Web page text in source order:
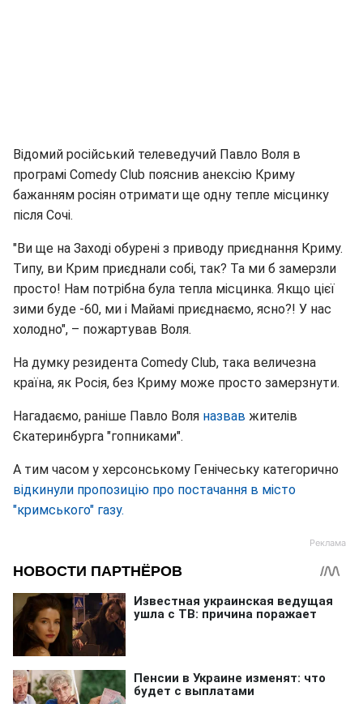
Відомий російський телеведучий Павло Воля в
програмі Comedy Club пояснив анексію Криму
бажанням росіян отримати ще одну тепле місцинку
після Сочі.
"Ви ще на Заході обурені з приводу приєднання Криму.
Типу, ви Крим приєднали собі, так? Та ми б замерзли
просто! Нам потрібна була тепла місцинка. Якщо цієї
зими буде -60, ми і Майамі приєднаємо, ясно?! У нас
холодно", – пожартував Воля.
На думку резидента Comedy Club, така величезна
країна, як Росія, без Криму може просто замерзнути.
Нагадаємо, раніше Павло Воля назвав жителів
Єкатеринбурга "гопниками".
А тим часом у херсонському Генічеську категорично
відкинули пропозицію про постачання в місто
"кримського" газу.